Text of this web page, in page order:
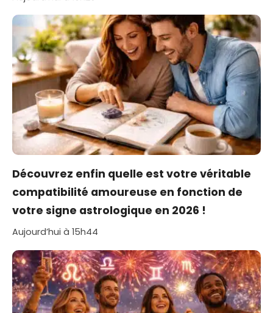
Découvrez enfin quelle est votre véritable
compatibilité amoureuse en fonction de
votre signe astrologique en 2026 !
Aujourd’hui à 15h44